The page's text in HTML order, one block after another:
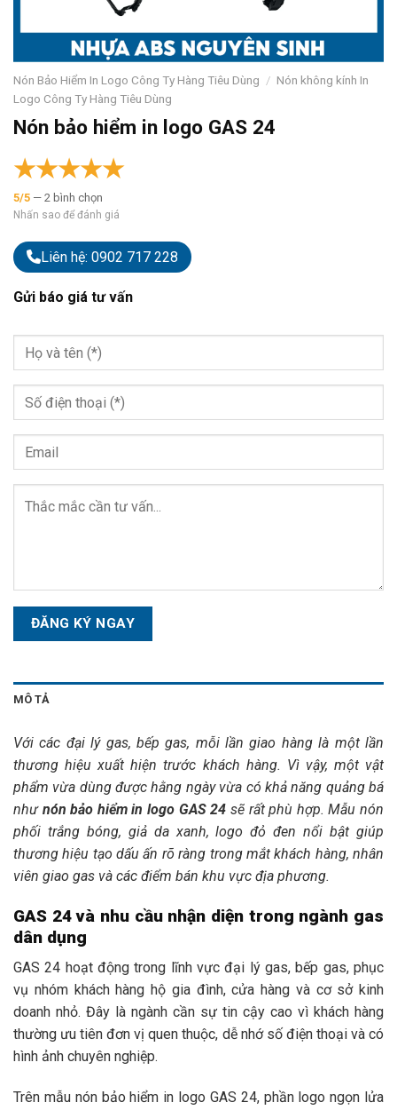
Nón Bảo Hiểm In Logo Công Ty Hàng Tiêu Dùng / Nón không kính In
Logo Công Ty Hàng Tiêu Dùng
Nón bảo hiểm in logo GAS 24
★
★
★
★
★
5/5 — 2 bình chọn
Nhấn sao để đánh giá
Liên hệ: 0902 717 228
Gửi báo giá tư vấn
Please
empty.
MÔ TẢ
Với các đại lý gas, bếp gas, mỗi lần giao hàng là một lần
thương hiệu xuất hiện trước khách hàng. Vì vậy, một vật
phẩm vừa dùng được hằng ngày vừa có khả năng quảng bá
như nón bảo hiểm in logo GAS 24 sẽ rất phù hợp. Mẫu nón
phối trắng bóng, giả da xanh, logo đỏ đen nổi bật giúp
thương hiệu tạo dấu ấn rõ ràng trong mắt khách hàng, nhân
viên giao gas và các điểm bán khu vực địa phương.
GAS 24 và nhu cầu nhận diện trong ngành gas
dân dụng
GAS 24 hoạt động trong lĩnh vực đại lý gas, bếp gas, phục
vụ nhóm khách hàng hộ gia đình, cửa hàng và cơ sở kinh
doanh nhỏ. Đây là ngành cần sự tin cậy cao vì khách hàng
thường ưu tiên đơn vị quen thuộc, dễ nhớ số điện thoại và có
hình ảnh chuyên nghiệp.
Trên mẫu nón bảo hiểm in logo GAS 24, phần logo ngọn lửa